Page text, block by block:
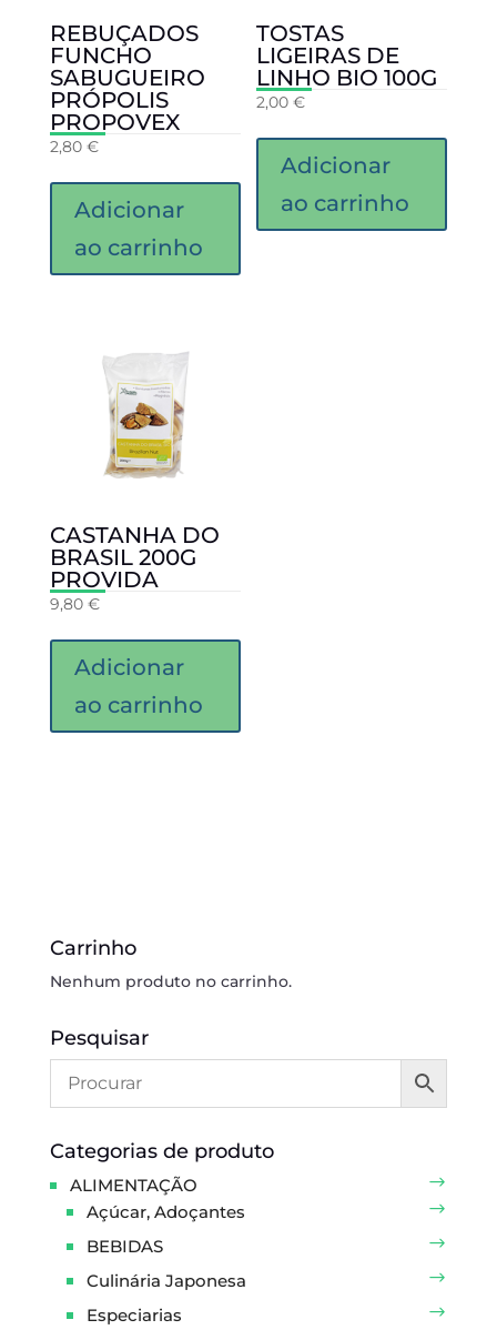
REBUÇADOS
FUNCHO
SABUGUEIRO
PRÓPOLIS
PROPOVEX
2,80 €
Adicionar
ao carrinho
TOSTAS
LIGEIRAS DE
LINHO BIO 100G
2,00€
Adicionar
ao carrinho
CASTANHA DO
BRASIL 200G
PROVIDA
9,80 €
Adicionar
ao carrinho
Carrinho
Nenhum produto no carrinho.
Pesquisar
Categorias de produto
ALIMENTAÇÃO
Açúcar, Adoçantes
BEBIDAS
Culinária Japonesa
Especiarias